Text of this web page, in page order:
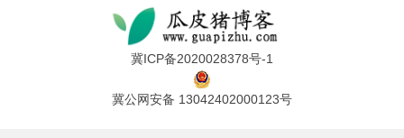
冀ICP备2020028378号-1
冀公网安备 13042402000123号